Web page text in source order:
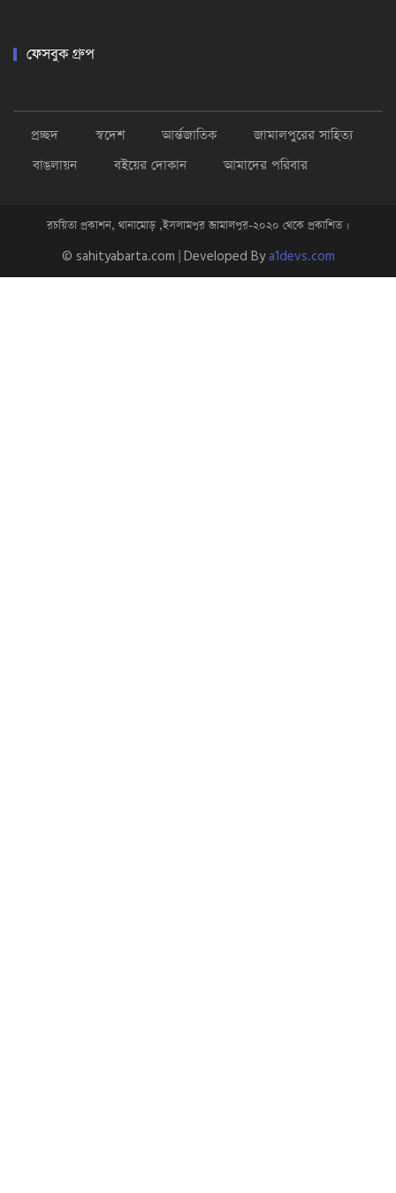
ফেসবুক গ্রুপ
প্রচ্ছদ স্বদেশ আর্ন্তজাতিক
জামালপুরের সাহিত্য
বাঙলায়ন
বইয়ের দোকান আমাদের পরিবার
রচয়িতা প্রকাশন, থানামোড় ,ইসলামপুর জামালপুর-২০২০ থেকে প্রকাশিত ।
© sahityabarta.com | Developed Bya1devs.com